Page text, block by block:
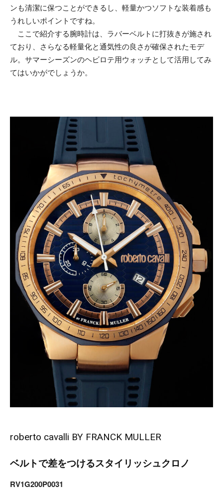
ンも清潔に保つことができるし、軽量かつソフトな装着感も
うれしいポイントですね。
ここで紹介する腕時計は、ラバーベルトに打抜きが施され
ており、さらなる軽量化と通気性の良さが確保されたモデ
ル。サマーシーズンのヘビロテ用ウォッチとして活用してみ
てはいかがでしょうか。
roberto cavalli BY FRANCK MULLER
ベルトで差をつけるスタイリッシュクロノ
RV1G200P0031